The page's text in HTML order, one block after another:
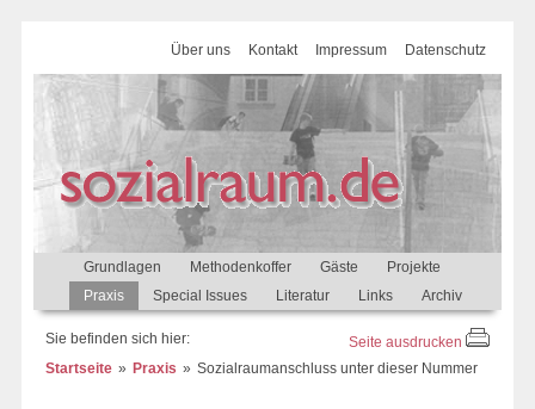
Über uns Kontakt Impressum Datenschutz
Grundlagen Methodenkoffer Gäste
Projekte
Praxis
Special Issues Literatur Links Archiv
Seite ausdrucken
Sie befinden sich hier:
Startseite
Praxis Sozialraumanschluss unter dieser Nummer